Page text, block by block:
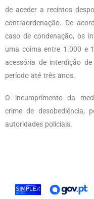
de aceder a recintos
contraordenação. De
caso de condenação, os
uma coima entre 1.000 e
acessória de interdição
período até três anos.
O incumprimento da
crime de desobediência,
autoridades policiais.